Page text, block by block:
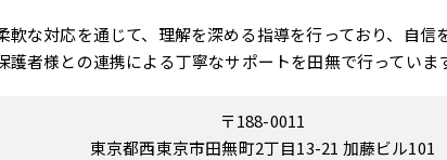
軟な対応を通じて、理解を深める指導を行っており、自
護者様との連携による丁寧なサポートを田無で行っていま
〒188-0011
東京都西東京市田無町2丁目13-21 加藤ビル101